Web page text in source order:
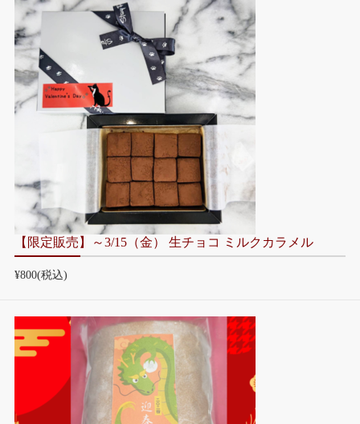
【限定販売】～3/15（金） 生チョコ ミルクカラメル
¥800(税込)